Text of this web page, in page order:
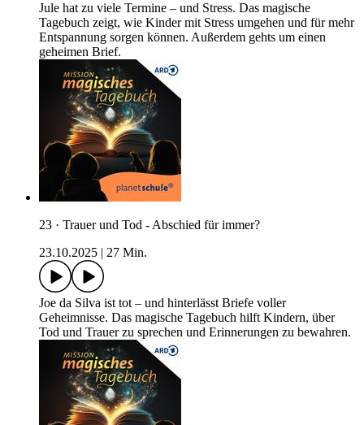
Jule hat zu viele Termine – und Stress. Das magische
Tagebuch zeigt, wie Kinder mit Stress umgehen und für mehr
Entspannung sorgen können. Außerdem gehts um einen
geheimen Brief.
23 · Trauer und Tod - Abschied für immer?
23.10.2025
27 Min.
Joe da Silva ist tot – und hinterlässt Briefe voller
Geheimnisse. Das magische Tagebuch hilft Kindern, über
Tod und Trauer zu sprechen und Erinnerungen zu bewahren.